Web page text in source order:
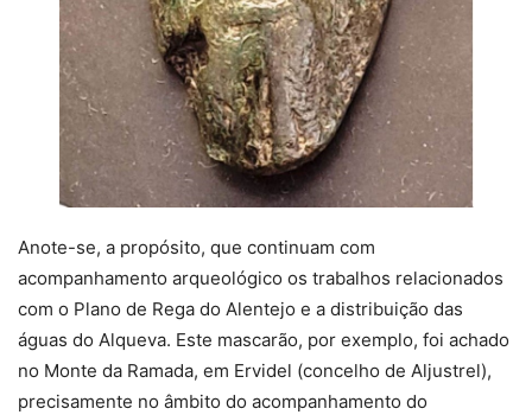
Anote-se, a propósito, que continuam com
acompanhamento arqueológico os trabalhos relacionados
com o Plano de Rega do Alentejo e a distribuição das
águas do Alqueva. Este mascarão, por exemplo, foi achado
no Monte da Ramada, em Ervidel (concelho de Aljustrel),
precisamente no âmbito do acompanhamento do